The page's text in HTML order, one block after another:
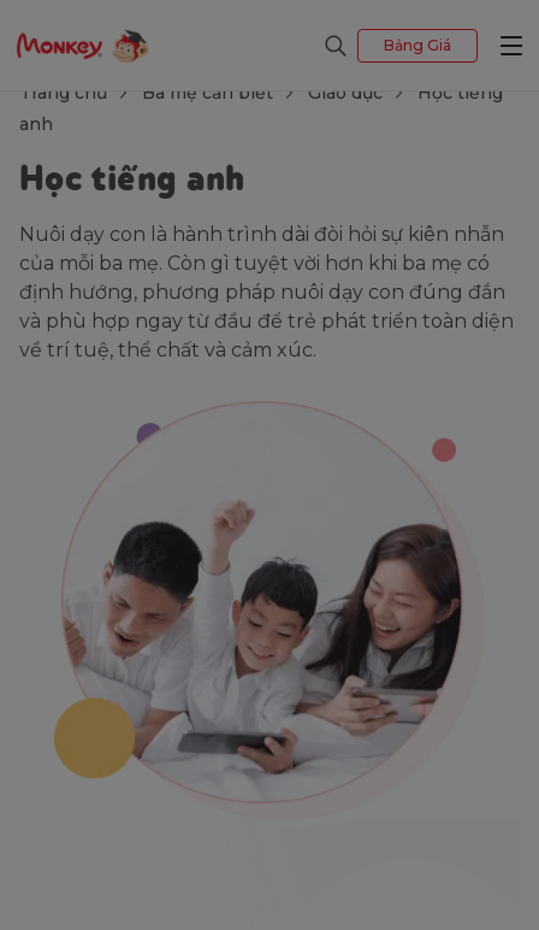
Bảng Giá
Trang chủ Ba mẹ cần biết Giáo dục
Học tiếng
anh
Học tiếng anh
Nuôi dạy con là hành trình dài đòi hỏi sự kiên nhẫn
của mỗi ba mẹ. Còn gì tuyệt vời hơn khi ba mẹ có
định hướng, phương pháp nuôi dạy con đúng đắn
và phù hợp ngay từ đầu để trẻ phát triển toàn diện
về trí tuệ, thể chất và cảm xúc.